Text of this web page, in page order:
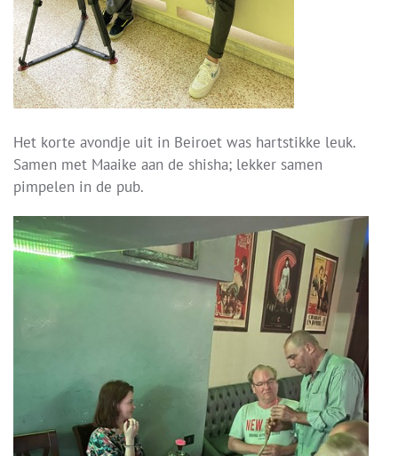
Het korte avondje uit in Beiroet was hartstikke leuk.
Samen met Maaike aan de shisha; lekker samen
pimpelen in de pub.